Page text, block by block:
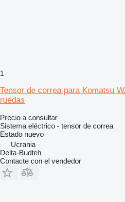
1
Tensor de correa para Komatsu
ruedas
Precio a consultar
Sistema eléctrico - tensor de correa
Estado nuevo
Ucrania
Delta-Budteh
Contacte con el vendedor